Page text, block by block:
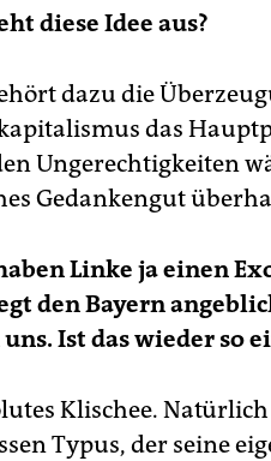
diese Idee aus?
dazu die
das
Ungerechtigkeiten
Gedankengut
Linke ja einen
den Bayern
Ist das wieder so
Klischee.
Typus, der seine